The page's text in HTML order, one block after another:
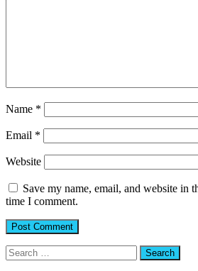
Name *
Email *
Website
Save my name, email, and website in
time I comment.
Search
for: